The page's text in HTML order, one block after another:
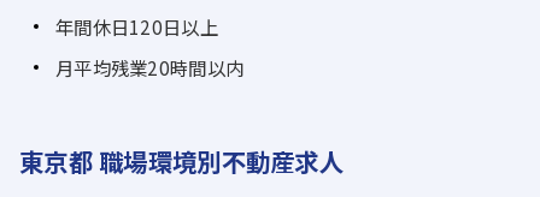
年間休日120日以上
月平均残業20時間以内
東京都 職場環境別不動産求人